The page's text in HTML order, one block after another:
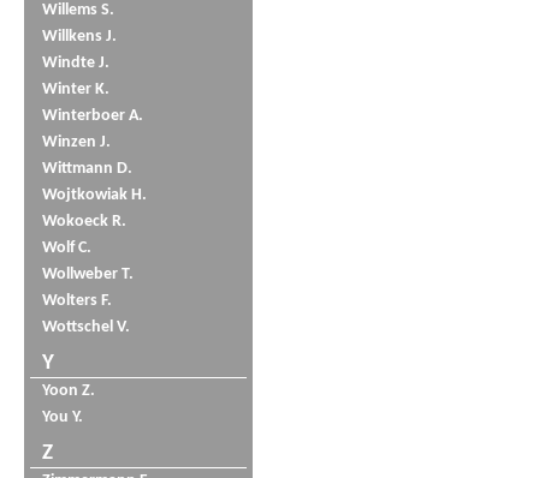
Willems S.
Willkens J.
Windte J.
Winter K.
Winterboer A.
Winzen J.
Wittmann D.
Wojtkowiak H.
Wokoeck R.
Wolf C.
Wollweber T.
Wolters F.
Wottschel V.
Y
Yoon Z.
You Y.
Z